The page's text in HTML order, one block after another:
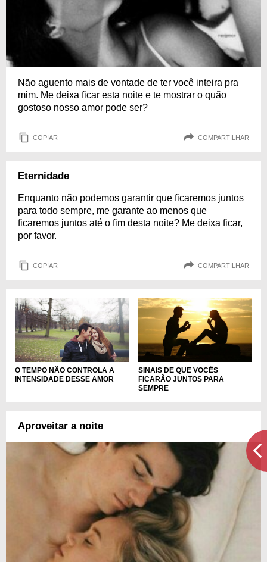
Não aguento mais de vontade de ter você inteira pra
mim. Me deixa ficar esta noite e te mostrar o quão
gostoso nosso amor pode ser?
COPIAR COMPARTILHAR
Eternidade
Enquanto não podemos garantir que ficaremos juntos
para todo sempre, me garante ao menos que
ficaremos juntos até o fim desta noite? Me deixa ficar,
por favor.
COPIAR COMPARTILHAR
O TEMPO NÃO CONTROLA A
INTENSIDADE DESSE AMOR
SINAIS DE QUE VOCÊS
FICARÃO JUNTOS PARA
SEMPRE
Aproveitar a noite